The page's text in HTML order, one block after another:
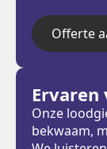
Offerte
Ervaren
Onze
bekwaam,